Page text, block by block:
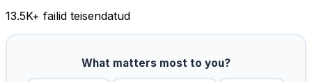
13.5K+ failid teisendatud
What matters most to you?